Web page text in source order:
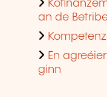
an de
En
ginn